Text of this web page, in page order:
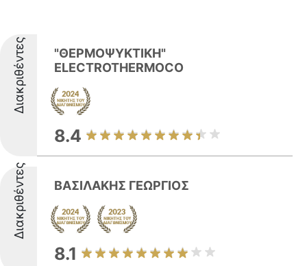
Διακριθέντες
"ΘΕΡΜΟΨΥΚΤΙΚΗ"
ELECTROTHERMOCO
8.4
Διακριθέντες ΒΑΣΙΛΑΚΗΣ ΓΕΩΡΓΙΟΣ
8.1